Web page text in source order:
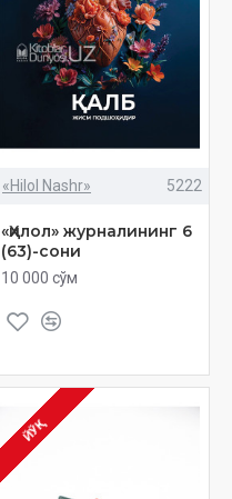
«Hilol Nashr» 5222
«Ҳилол» журналининг 6
(63)-сони
10 000 сўм
ЙЎҚ